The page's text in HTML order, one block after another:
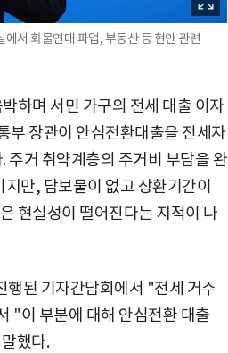
서 화물연대 파업, 부동산 등 현안 관련
하며 서민 가구의 전세 대출 이자
부 장관이 안심전환대출을 전세자
주거 취약계층의 주거비 부담을 완
만, 담보물이 없고 상환기간이
현실성이 떨어진다는 지적이 나
행된 기자간담회에서 "전세 거주
"이 부분에 대해 안심전환 대출
했다.